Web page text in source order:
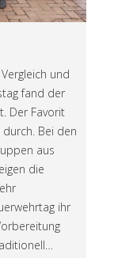
und
fand der
Der Favorit
Bei den
aus
die
ihr